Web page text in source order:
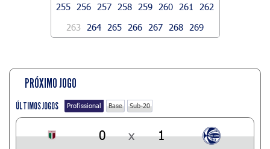
255
256 257 258 259 260 261
262
263
264 265 266 267 268 269
PRÓXIMO JOGO
ÚLTIMOS JOGOS Profissional Base Sub-20
0 x 1